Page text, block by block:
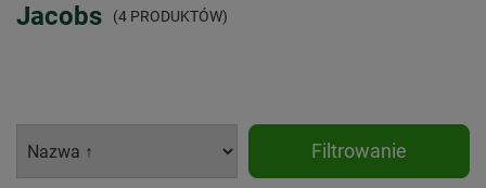
Jacobs (4 PRODUKTÓW)
Filtrowanie